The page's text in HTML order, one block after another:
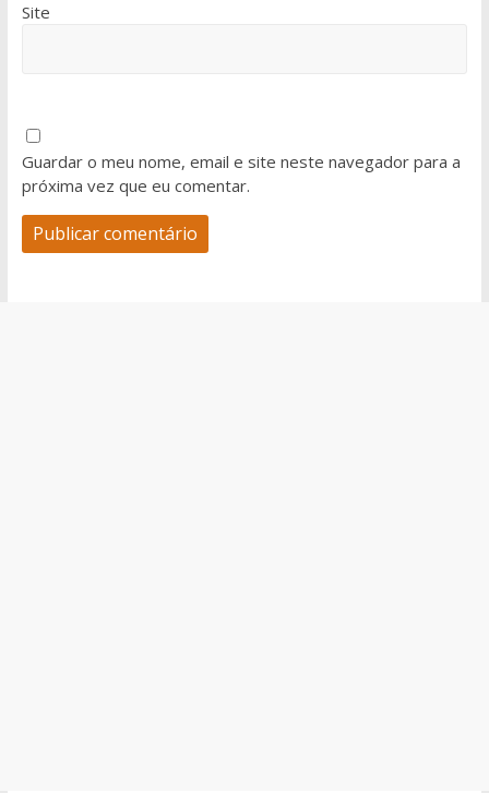
Site
Guardar o meu nome, email e site neste navegador para a
próxima vez que eu comentar.